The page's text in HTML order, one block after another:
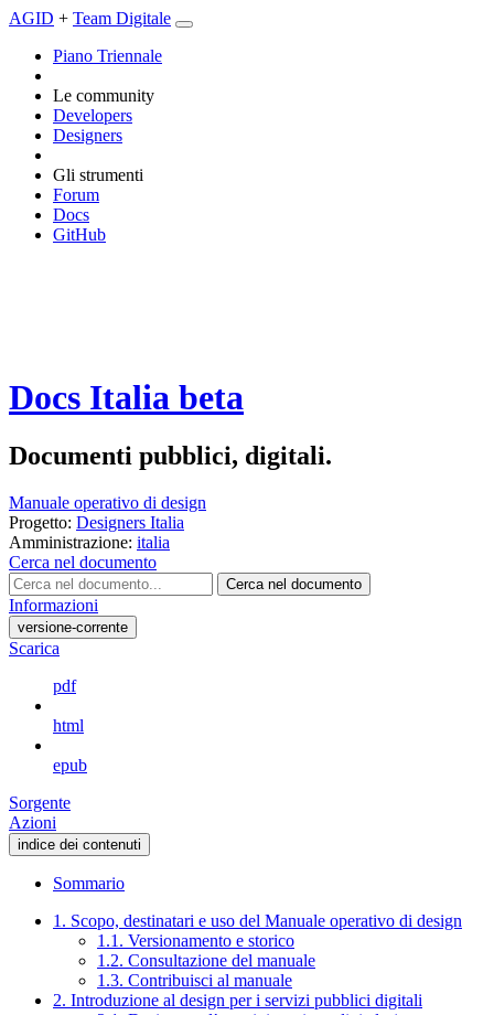
AGID + Team Digitale
Piano Triennale
Le community
Developers
Designers
Gli strumenti
Forum
Docs
GitHub
Docs Italia beta
Documenti pubblici, digitali.
Manuale operativo di design
Progetto: Designers Italia
Amministrazione: italia
Cerca nel documento
Cerca nel documento
Informazioni
versione-corrente
Scarica
pdf
html
epub
Sorgente
Azioni
indice dei contenuti
Sommario
1. Scopo, destinatari e uso del Manuale operativo di design
1.1. Versionamento e storico
1.2. Consultazione del manuale
1.3. Contribuisci al manuale
2. Introduzione al design per i servizi pubblici digitali